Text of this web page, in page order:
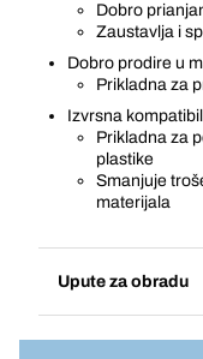
Dobro
Zaustavlja i
Dobro prodire u
Prikladna za
Izvrsna
Prikladna za
plastike
Smanjuje
materijala
Upute za obradu